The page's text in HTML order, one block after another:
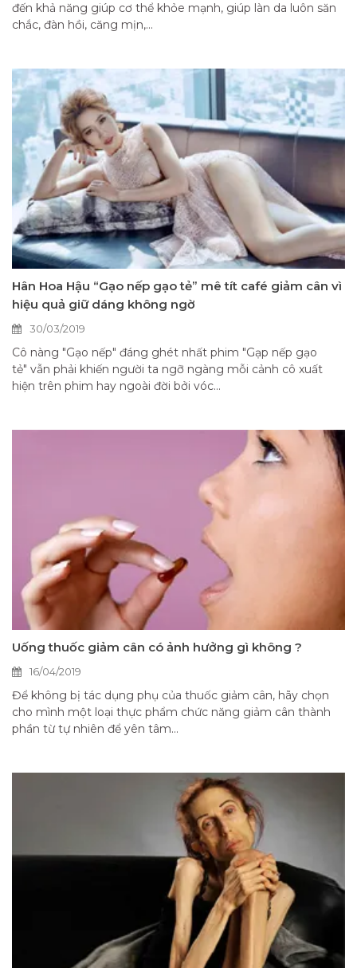
đến khả năng giúp cơ thể khỏe mạnh, giúp làn da luôn săn
chắc, đàn hồi, căng mịn,...
Hân Hoa Hậu “Gạo nếp gạo tẻ” mê tít café giảm cân vì
hiệu quả giữ dáng không ngờ
30/03/2019
Cô nàng "Gạo nếp" đáng ghét nhất phim "Gạp nếp gạo
tẻ" vẫn phải khiến người ta ngỡ ngàng mỗi cảnh cô xuất
hiện trên phim hay ngoài đời bởi vóc...
Uống thuốc giảm cân có ảnh hưởng gì không ?
16/04/2019
Để không bị tác dụng phụ của thuốc giảm cân, hãy chọn
cho mình một loại thực phẩm chức năng giảm cân thành
phần từ tự nhiên để yên tâm...